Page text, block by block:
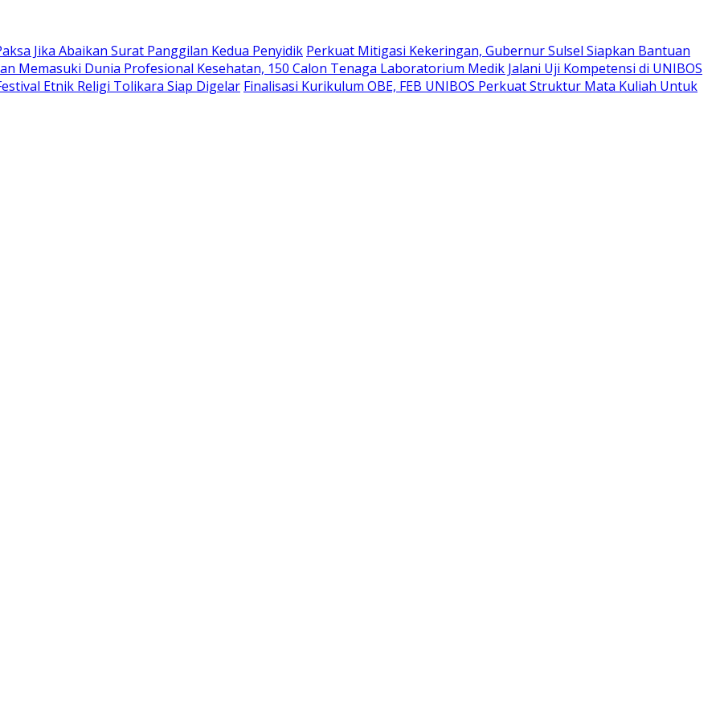
Jika Abaikan Surat Panggilan Kedua Penyidik Perkuat Mitigasi Kekeringan, Gubernur Sulsel Siapkan Bantuan
Memasuki Dunia Profesional Kesehatan, 150 Calon Tenaga Laboratorium Medik Jalani Uji Kompetensi di UNIBOS
Etnik Religi Tolikara Siap Digelar Finalisasi Kurikulum OBE, FEB UNIBOS Perkuat Struktur Mata Kuliah Untuk